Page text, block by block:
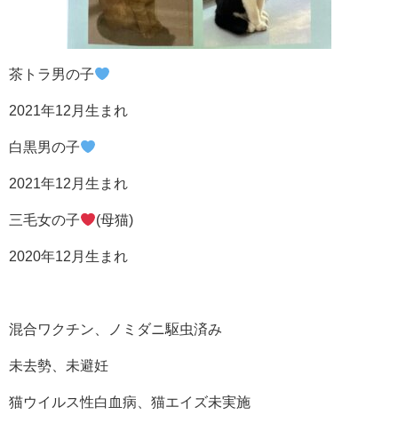
茶トラ男の子
2021年12月生まれ
白黒男の子
2021年12月生まれ
三毛女の子 (母猫)
2020年12月生まれ
混合ワクチン、ノミダニ駆虫済み
未去勢、未避妊
猫ウイルス性白血病、猫エイズ未実施